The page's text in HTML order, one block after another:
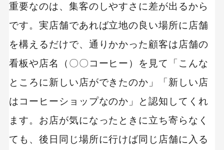
重要なのは、集客のしやすさに差が出るから
です。実店舗であれば立地の良い場所に店舗
を構えるだけで、通りかかった顧客は店舗の
看板や店名（〇〇コーヒー）を見て「こんな
ところに新しい店ができたのか」「新しい店
はコーヒーショップなのか」と認知してくれ
ます。お店が気になったときに立ち寄らなく
ても、後日同じ場所に行けば同じ店舗に入る